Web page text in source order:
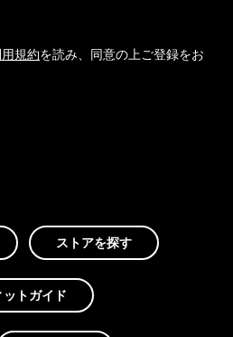
規約を読み、同意の上ご登録をお
ストアを探す
トガイド